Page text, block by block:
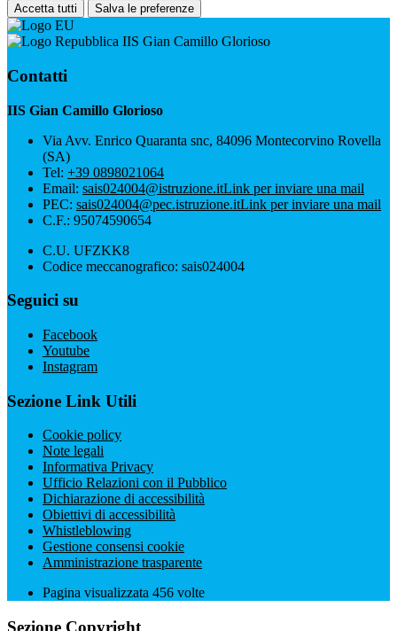
Accetta tutti Salva le preferenze
IIS Gian Camillo Glorioso
Contatti
IIS Gian Camillo Glorioso
Via Avv. Enrico Quaranta snc, 84096 Montecorvino Rovella
(SA)
Tel: +39 0898021064
Email: sais024004@istruzione.itLink per inviare una mail
PEC: sais024004@pec.istruzione.itLink per inviare una mail
C.F.: 95074590654
C.U. UFZKK8
Codice meccanografico: sais024004
Seguici su
Facebook
Youtube
Instagram
Sezione Link Utili
Cookie policy
Note legali
Informativa Privacy
Ufficio Relazioni con il Pubblico
Dichiarazione di accessibilità
Obiettivi di accessibilità
Whistleblowing
Gestione consensi cookie
Amministrazione trasparente
Pagina visualizzata 456 volte
Sezione Copyright